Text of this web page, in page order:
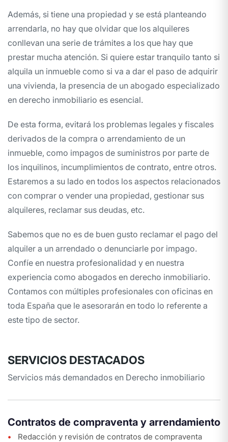
Además, si tiene una propiedad y se está planteando
arrendarla, no hay que olvidar que los alquileres
conllevan una serie de trámites a los que hay que
prestar mucha atención. Si quiere estar tranquilo tanto si
alquila un inmueble como si va a dar el paso de adquirir
una vivienda, la presencia de un abogado especializado
en derecho inmobiliario es esencial.
De esta forma, evitará los problemas legales y fiscales
derivados de la compra o arrendamiento de un
inmueble, como impagos de suministros por parte de
los inquilinos, incumplimientos de contrato, entre otros.
Estaremos a su lado en todos los aspectos relacionados
con comprar o vender una propiedad, gestionar sus
alquileres, reclamar sus deudas, etc.
Sabemos que no es de buen gusto reclamar el pago del
alquiler a un arrendado o denunciarle por impago.
Confíe en nuestra profesionalidad y en nuestra
experiencia como abogados en derecho inmobiliario.
Contamos con múltiples profesionales con oficinas en
toda España que le asesorarán en todo lo referente a
este tipo de sector.
SERVICIOS DESTACADOS
Servicios más demandados en Derecho inmobiliario
Contratos de compraventa y arrendamiento
Redacción y revisión de contratos de compraventa